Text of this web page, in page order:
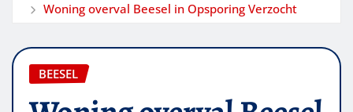
Woning overval Beesel in Opsporing Verzocht
BEESEL